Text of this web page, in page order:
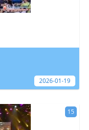
2026-01-19
15